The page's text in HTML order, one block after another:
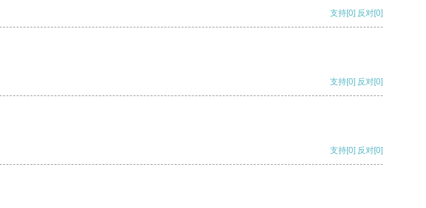
支持[0] 反对[0]
支持[0] 反对[0]
支持[0] 反对[0]